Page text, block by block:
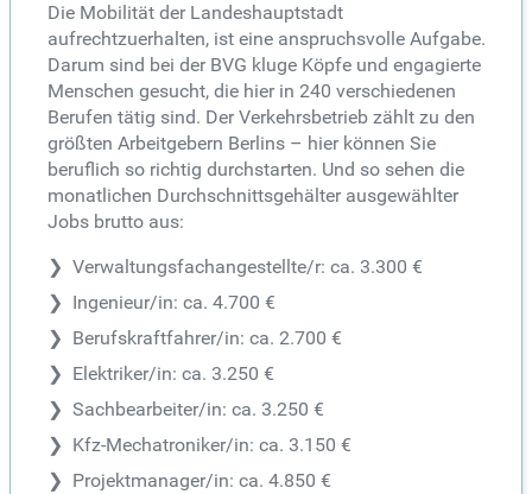
Die Mobilität der Landeshauptstadt
aufrechtzuerhalten, ist eine anspruchsvolle Aufgabe.
Darum sind bei der BVG kluge Köpfe und engagierte
Menschen gesucht, die hier in 240 verschiedenen
Berufen tätig sind. Der Verkehrsbetrieb zählt zu den
größten Arbeitgebern Berlins – hier können Sie
beruflich so richtig durchstarten. Und so sehen die
monatlichen Durchschnittsgehälter ausgewählter
Jobs brutto aus:
Verwaltungsfachangestellte/r: ca. 3.300 €
Ingenieur/in: ca. 4.700 €
Berufskraftfahrer/in: ca. 2.700 €
Elektriker/in: ca. 3.250 €
Sachbearbeiter/in: ca. 3.250 €
Kfz-Mechatroniker/in: ca. 3.150 €
Projektmanager/in: ca. 4.850 €